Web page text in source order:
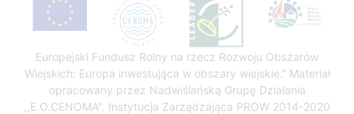
Europejski Fundusz Rolny na rzecz Rozwoju Obszarów
Wiejskich: Europa inwestująca w obszary wiejskie.” Materiał
opracowany przez Nadwiślańską Grupę Działania
,,E.O.CENOMA". Instytucja Zarządzająca PROW 2014-2020